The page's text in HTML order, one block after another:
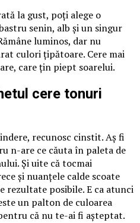
la gust, poți alege o
senin, alb și un singur
luminos, dar nu
culori țipătoare. Cere mai
care țin piept soarelui.
cere tonuri
recunosc cinstit. Aș fi
n-are ce căuta în paleta de
Și uite că tocmai
și nuanțele calde scoate
rezultate posibile. E ca atunci
un palton de culoarea
că nu te-ai fi așteptat.